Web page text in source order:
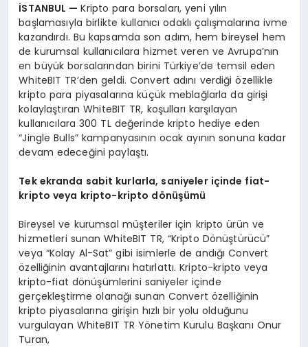
İSTANBUL —Kripto para borsaları, yeni yılın
başlamasıyla birlikte kullanıcı odaklı çalışmalarına ivme
kazandırdı. Bu kapsamda son adım, hem bireysel hem
de kurumsal kullanıcılara hizmet veren ve Avrupa’nın
en büyük borsalarından birini Türkiye’de temsil eden
WhiteBIT TR’den geldi. Convert adını verdiği özellikle
kripto para piyasalarına küçük meblağlarla da girişi
kolaylaştıran WhiteBIT TR, koşulları karşılayan
kullanıcılara 300 TL değerinde kripto hediye eden
“Jingle Bulls” kampanyasının ocak ayının sonuna kadar
devam edeceğini paylaştı.
Tek ekranda sabit kurlarla, saniyeler içinde fiat-
kripto veya kripto-kripto dönüşümü
Bireysel ve kurumsal müşteriler için kripto ürün ve
hizmetleri sunan WhiteBIT TR, “Kripto Dönüştürücü”
veya “Kolay Al-Sat” gibi isimlerle de andığı Convert
özelliğinin avantajlarını hatırlattı. Kripto-kripto veya
kripto-fiat dönüşümlerini saniyeler içinde
gerçekleştirme olanağı sunan Convert özelliğinin
kripto piyasalarına girişin hızlı bir yolu olduğunu
vurgulayan WhiteBIT TR Yönetim Kurulu Başkanı Onur
Turan,